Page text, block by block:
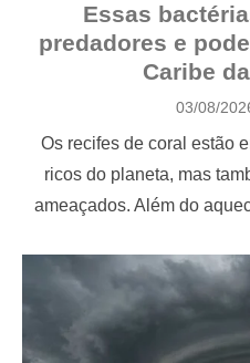
Essas
predadores e
Caribe
P
s
e
d
03/08/
Os recifes de coral estão
ricos do planeta, mas
ameaçados. Além do